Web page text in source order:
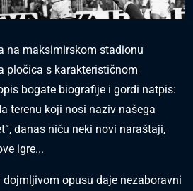
na maksimirskom stadionu
pločica s karakterističnom
bogate biografije i gordi natpis:
terenu koji nosi naziv našega
danas niču neki novi naraštaji,
igre...
dojmljivom opusu daje nezaboravni